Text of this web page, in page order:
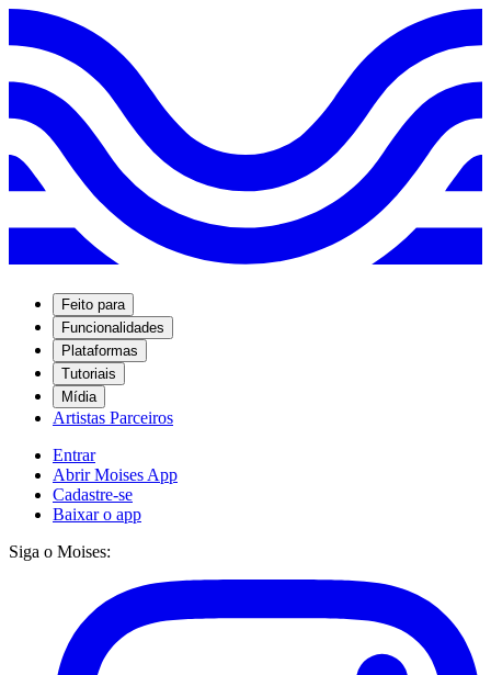
Feito para
Funcionalidades
Plataformas
Tutoriais
Mídia
Artistas Parceiros
Entrar
Abrir Moises App
Cadastre-se
Baixar o app
Siga o Moises: